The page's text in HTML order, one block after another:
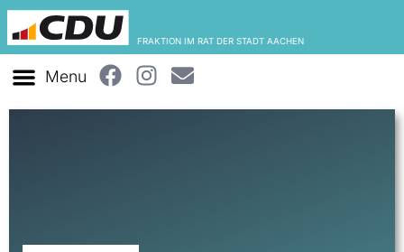
FRAKTION IM RAT DER STADT AACHEN